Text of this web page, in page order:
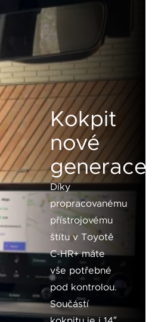
Kokpit
nové
generace
Díky
propracovanému
přístrojovému
štítu v Toyotě
C-HR+ máte
vše potřebné
pod kontrolou.
Součástí